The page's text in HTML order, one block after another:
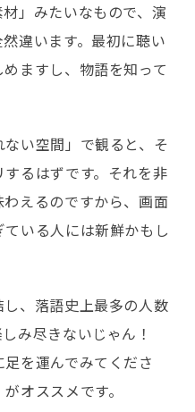
」みたいなもので、演
違います。最初に聴い
ますし、物語を知って
い空間」で観ると、そ
るはずです。それを非
えるのですから、画面
いる人には新鮮かもし
、落語史上最多の人数
しみ尽きないじゃん！
を運んでみてくださ
オススメです。